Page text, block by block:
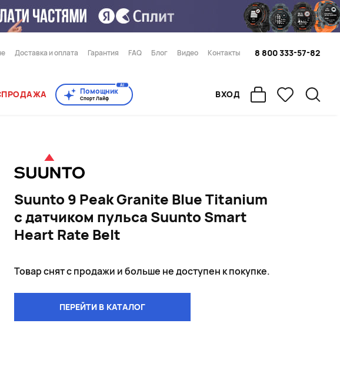
Доставка и оплата Гарантия FAQ Блог Видео Контакты 8 800 333-57-82
Помощник
Спорт Лайф
AI
ВХОД
Suunto 9 Peak Granite Blue Titanium
с датчиком пульса Suunto Smart
Heart Rate Belt
Товар снят с продажи и больше не доступен к покупке.
ПЕРЕЙТИ В КАТАЛОГ